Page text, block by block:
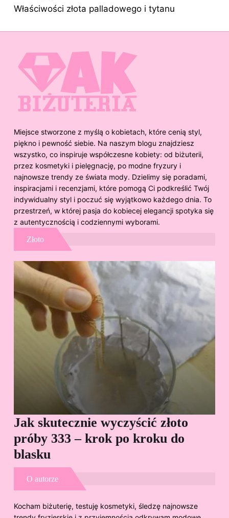
Właściwości złota palladowego i tytanu
Miejsce stworzone z myślą o kobietach, które cenią styl,
piękno i pewność siebie. Na naszym blogu znajdziesz
wszystko, co inspiruje współczesne kobiety: od biżuterii,
przez kosmetyki i pielęgnację, po modne fryzury i
najnowsze trendy ze świata mody. Dzielimy się poradami,
inspiracjami i recenzjami, które pomogą Ci podkreślić Twój
indywidualny styl i poczuć się wyjątkowo każdego dnia. To
przestrzeń, w której pasja do kobiecej elegancji spotyka się
z autentycznością i codziennymi wyborami.
Złoto
Jak skutecznie wyczyścić złoto
próby 333 – krok po kroku do
blasku
O autorze
Kocham biżuterię, testuję kosmetyki, śledzę najnowsze